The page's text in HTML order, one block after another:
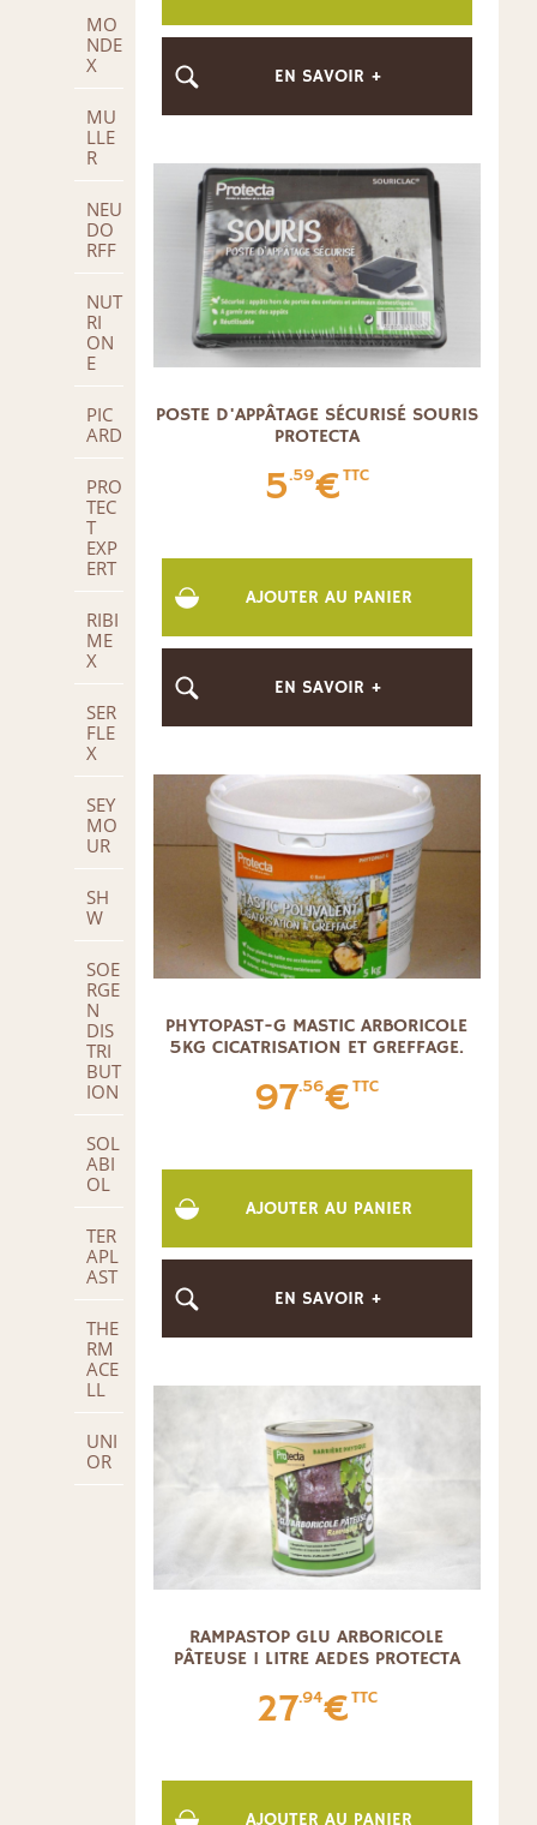
MO
NDE
X
MU
LLE
R
NEU
DO
RFF
NUT
RI
ON
E
PIC
ARD
PRO
TEC
T
EXP
ERT
RIBI
ME
X
SER
FLE
X
SEY
MO
UR
SH
W
SOE
RGE
N
DIS
TRI
BUT
ION
SOL
ABI
OL
TER
APL
AST
THE
RM
ACE
LL
UNI
OR
EN SAVOIR +
POSTE D'APPÂTAGE SÉCURISÉ SOURIS
PROTECTA
5.59€TTC
AJOUTER AU PANIER
EN SAVOIR +
PHYTOPAST-G MASTIC ARBORICOLE
5KG CICATRISATION ET GREFFAGE.
97.56€TTC
AJOUTER AU PANIER
EN SAVOIR +
RAMPASTOP GLU ARBORICOLE
PÂTEUSE 1 LITRE AEDES PROTECTA
27.94€TTC
AJOUTER AU PANIER